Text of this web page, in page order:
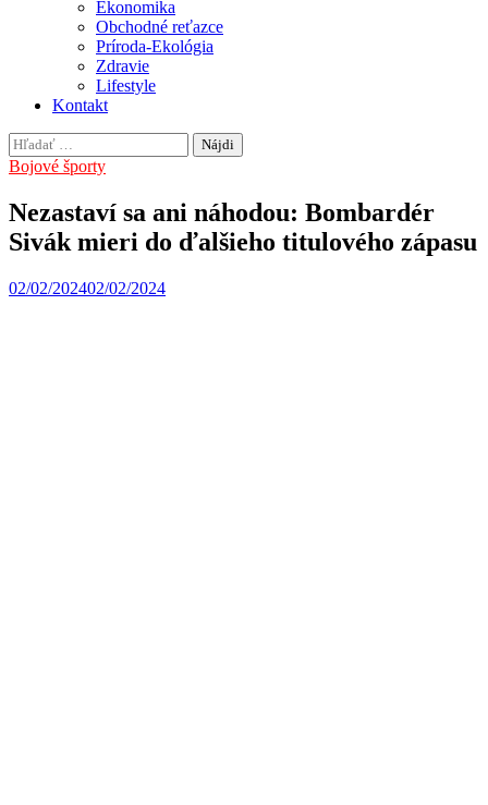
Ekonomika
Obchodné reťazce
Príroda-Ekológia
Zdravie
Lifestyle
Kontakt
Hľadať:
Bojové športy
Nezastaví sa ani náhodou: Bombardér
Sivák mieri do ďalšieho titulového zápasu
02/02/202402/02/2024